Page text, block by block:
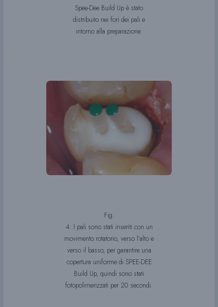
Spee-Dee Build Up è stato
distribuito nei fori dei pali e
intorno alla preparazione.
Fig.
4: I pali sono stati inseriti con un
movimento rotatorio, verso l’alto e
verso il basso, per garantire una
copertura uniforme di SPEE-DEE
Build Up, quindi sono stati
fotopolimerizzati per 20 secondi.